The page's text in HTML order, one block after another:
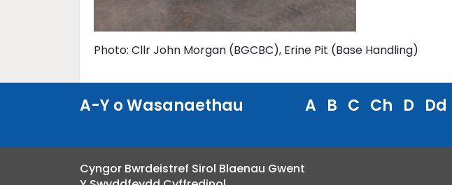
Photo: Cllr John Morgan (BGCBC), Erine Pit (Base Handling)
A-Y o Wasanaethau A B C Ch D Dd
Cyngor Bwrdeistref Sirol Blaenau Gwent